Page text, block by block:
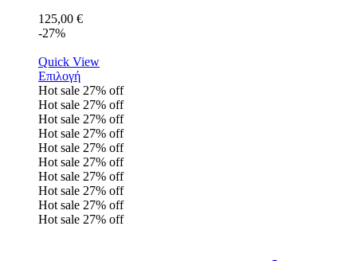
125,00 €
-27%
Quick View
Επιλογή
Hot sale 27% off
Hot sale 27% off
Hot sale 27% off
Hot sale 27% off
Hot sale 27% off
Hot sale 27% off
Hot sale 27% off
Hot sale 27% off
Hot sale 27% off
Hot sale 27% off